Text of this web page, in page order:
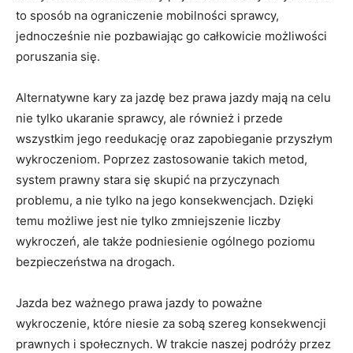
to sposób na ograniczenie mobilności sprawcy,
jednocześnie nie pozbawiając go całkowicie możliwości
poruszania się.
Alternatywne kary za jazdę bez prawa jazdy mają na celu
nie tylko ukaranie sprawcy, ale również i przede
wszystkim jego reedukację oraz zapobieganie przyszłym
wykroczeniom. Poprzez zastosowanie takich metod,
system prawny stara się skupić na przyczynach
problemu, a nie tylko na jego konsekwencjach. Dzięki
temu możliwe jest nie tylko zmniejszenie liczby
wykroczeń, ale także podniesienie ogólnego poziomu
bezpieczeństwa na drogach.
Jazda bez ważnego prawa jazdy to poważne
wykroczenie, które niesie za sobą szereg konsekwencji
prawnych i społecznych. W trakcie naszej podróży przez